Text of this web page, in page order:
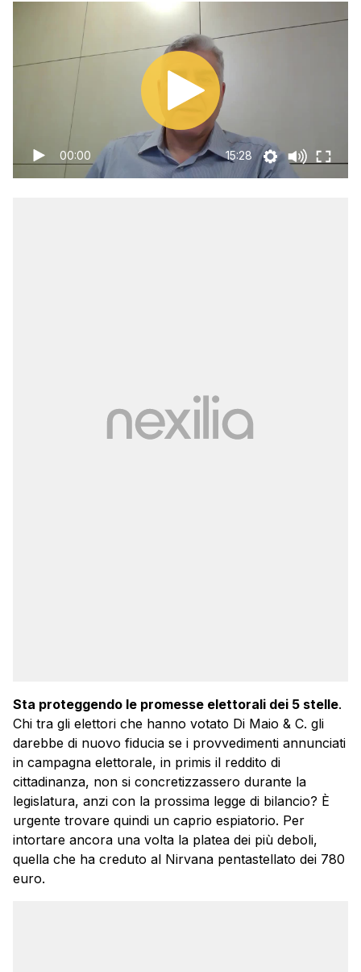
00:00 15:28
Sta proteggendo le promesse elettorali dei 5 stelle.
Chi tra gli elettori che hanno votato Di Maio & C. gli
darebbe di nuovo fiducia se i provvedimenti annunciati
in campagna elettorale, in primis il reddito di
cittadinanza, non si concretizzassero durante la
legislatura, anzi con la prossima legge di bilancio? È
urgente trovare quindi un caprio espiatorio. Per
intortare ancora una volta la platea dei più deboli,
quella che ha creduto al Nirvana pentastellato dei 780
euro.